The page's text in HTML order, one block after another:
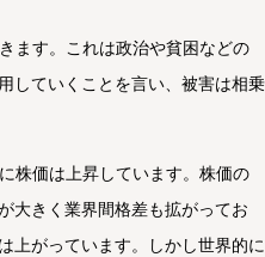
ます。これは政治や貧困などの
していくことを言い、被害は相乗
株価は上昇しています。株価の
大きく業界間格差も拡がってお
上がっています。しかし世界的に